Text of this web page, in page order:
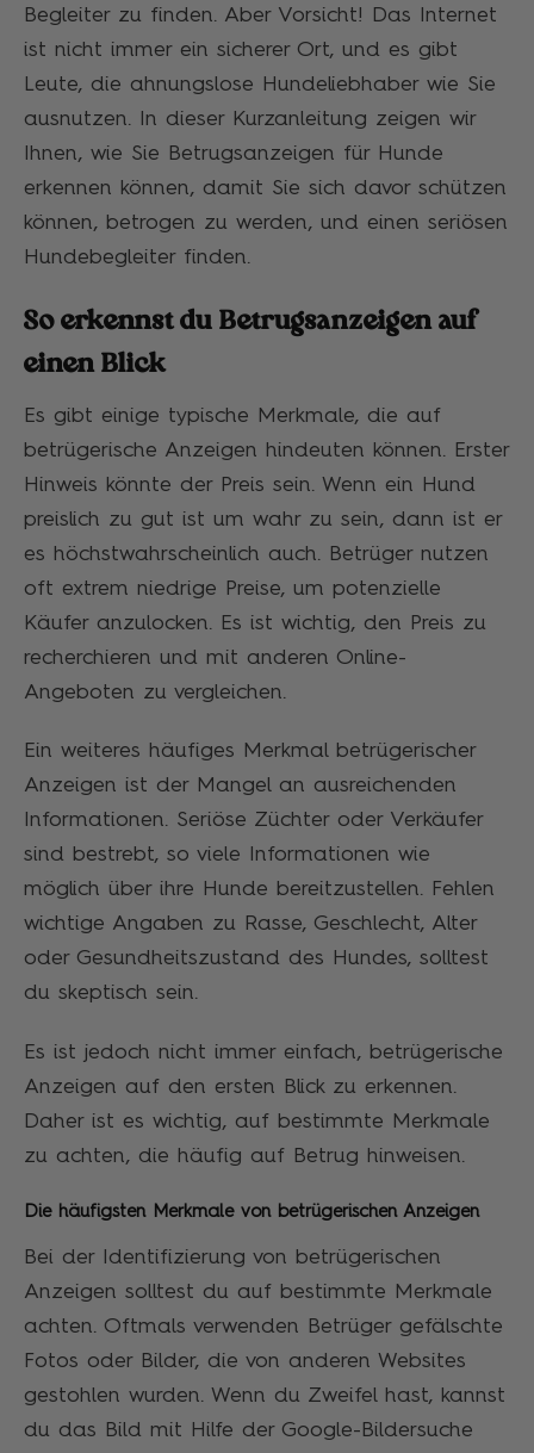
Begleiter zu finden. Aber Vorsicht! Das Internet
ist nicht immer ein sicherer Ort, und es gibt
Leute, die ahnungslose Hundeliebhaber wie Sie
ausnutzen. In dieser Kurzanleitung zeigen wir
Ihnen, wie Sie Betrugsanzeigen für Hunde
erkennen können, damit Sie sich davor schützen
können, betrogen zu werden, und einen seriösen
Hundebegleiter finden.
So erkennst du Betrugsanzeigen auf
einen Blick
Es gibt einige typische Merkmale, die auf
betrügerische Anzeigen hindeuten können. Erster
Hinweis könnte der Preis sein. Wenn ein Hund
preislich zu gut ist um wahr zu sein, dann ist er
es höchstwahrscheinlich auch. Betrüger nutzen
oft extrem niedrige Preise, um potenzielle
Käufer anzulocken. Es ist wichtig, den Preis zu
recherchieren und mit anderen Online-
Angeboten zu vergleichen.
Ein weiteres häufiges Merkmal betrügerischer
Anzeigen ist der Mangel an ausreichenden
Informationen. Seriöse Züchter oder Verkäufer
sind bestrebt, so viele Informationen wie
möglich über ihre Hunde bereitzustellen. Fehlen
wichtige Angaben zu Rasse, Geschlecht, Alter
oder Gesundheitszustand des Hundes, solltest
du skeptisch sein.
Es ist jedoch nicht immer einfach, betrügerische
Anzeigen auf den ersten Blick zu erkennen.
Daher ist es wichtig, auf bestimmte Merkmale
zu achten, die häufig auf Betrug hinweisen.
Die häufigsten Merkmale von betrügerischen Anzeigen
Bei der Identifizierung von betrügerischen
Anzeigen solltest du auf bestimmte Merkmale
achten. Oftmals verwenden Betrüger gefälschte
Fotos oder Bilder, die von anderen Websites
gestohlen wurden. Wenn du Zweifel hast, kannst
du das Bild mit Hilfe der Google-Bildersuche